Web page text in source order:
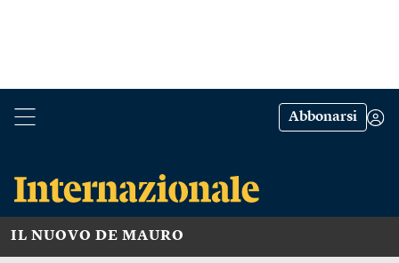
Abbonarsi
IL NUOVO DE MAURO